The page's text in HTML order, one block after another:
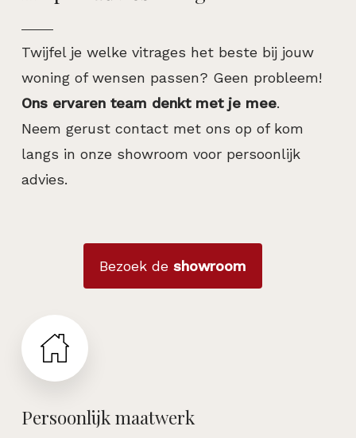
Twijfel je welke vitrages het beste bij jouw
woning of wensen passen? Geen probleem!
Ons ervaren team denkt met je mee.
Neem gerust contact met ons op of kom
langs in onze showroom voor persoonlijk
advies.
Bezoek de showroom
Persoonlijk maatwerk